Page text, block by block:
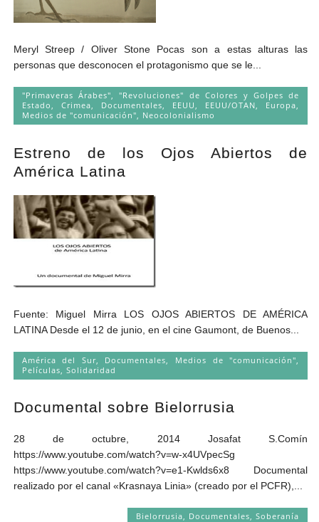
Meryl Streep / Oliver Stone Pocas son a estas alturas las
personas que desconocen el protagonismo que se le...
"Primaveras Árabes", "Revoluciones" de Colores y Golpes de
Estado
Crimea Documentales EEUU EEUU/OTAN Europa
Medios de "comunicación"
Neocolonialismo
Estreno de los Ojos Abiertos de
América Latina
Fuente: Miguel Mirra LOS OJOS ABIERTOS DE AMÉRICA
LATINA Desde el 12 de junio, en el cine Gaumont, de Buenos...
América del Sur, Documentales Medios de "comunicación"
Películas Solidaridad
Documental sobre Bielorrusia
28 de octubre, 2014 Josafat S.Comín
https://www.youtube.com/watch?v=w-x4UVpecSg
https://www.youtube.com/watch?v=e1-Kwlds6x8 Documental
realizado por el canal «Krasnaya Linia» (creado por el PCFR),...
Bielorrusia Documentales ,Soberanía